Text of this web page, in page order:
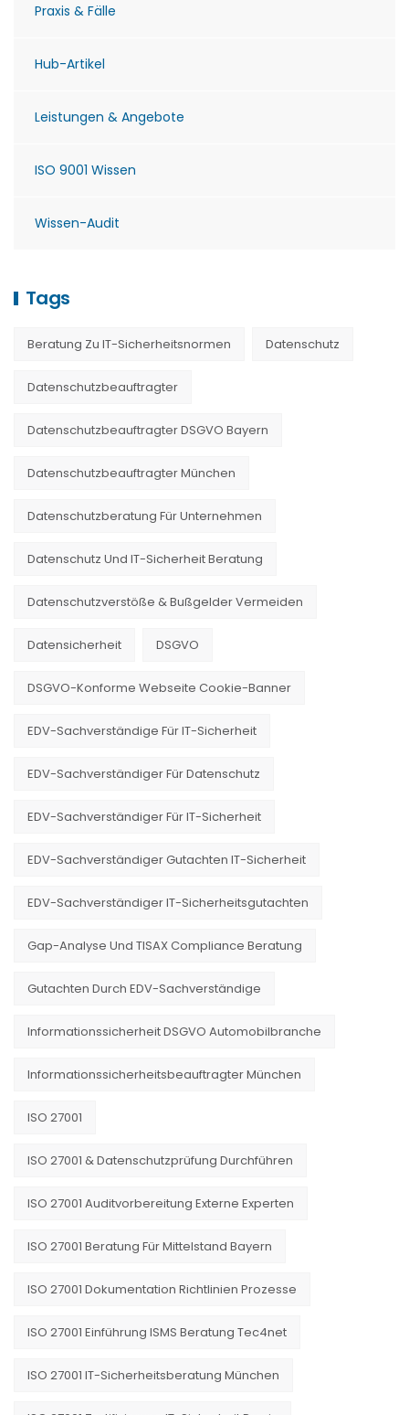
Praxis & Fälle
Hub-Artikel
Leistungen & Angebote
ISO 9001 Wissen
Wissen-Audit
Tags
Beratung Zu IT-Sicherheitsnormen Datenschutz
Datenschutzbeauftragter
Datenschutzbeauftragter DSGVO Bayern
Datenschutzbeauftragter München
Datenschutzberatung Für Unternehmen
Datenschutz Und IT-Sicherheit Beratung
Datenschutzverstöße & Bußgelder Vermeiden
Datensicherheit DSGVO
DSGVO-Konforme Webseite Cookie-Banner
EDV-Sachverständige Für IT-Sicherheit
EDV-Sachverständiger Für Datenschutz
EDV-Sachverständiger Für IT-Sicherheit
EDV-Sachverständiger Gutachten IT-Sicherheit
EDV-Sachverständiger IT-Sicherheitsgutachten
Gap-Analyse Und TISAX Compliance Beratung
Gutachten Durch EDV-Sachverständige
Informationssicherheit DSGVO Automobilbranche
Informationssicherheitsbeauftragter München
ISO 27001
ISO 27001 & Datenschutzprüfung Durchführen
ISO 27001 Auditvorbereitung Externe Experten
ISO 27001 Beratung Für Mittelstand Bayern
ISO 27001 Dokumentation Richtlinien Prozesse
ISO 27001 Einführung ISMS Beratung Tec4net
ISO 27001 IT-Sicherheitsberatung München